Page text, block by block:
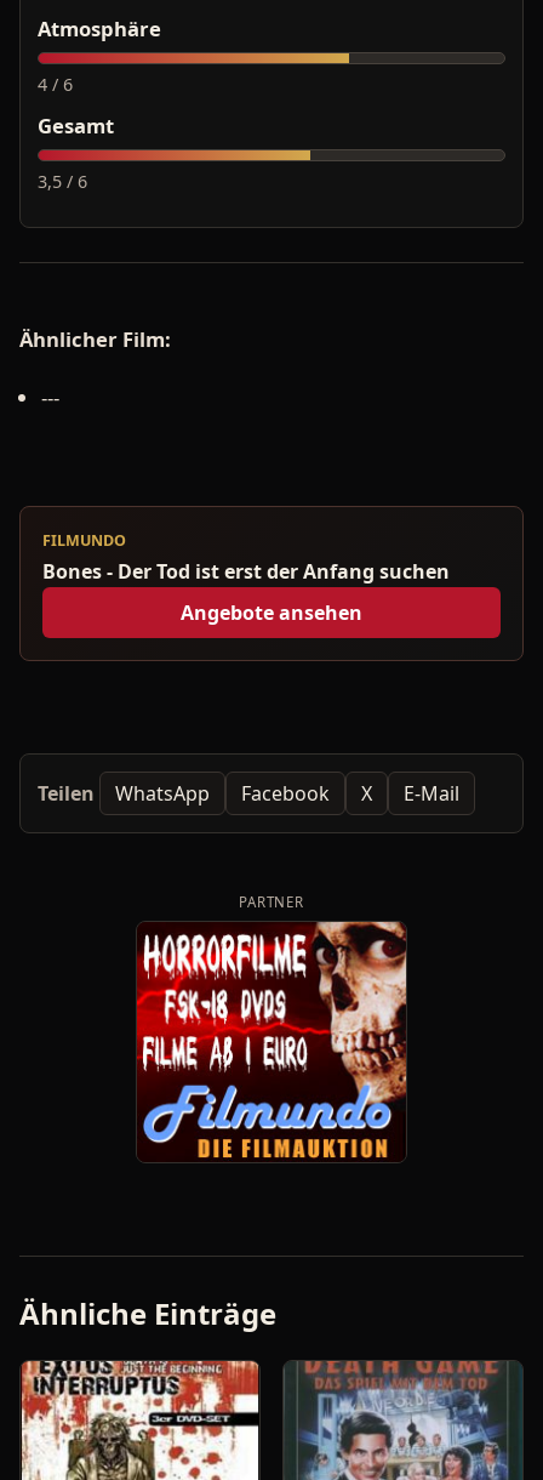
Atmosphäre
4 / 6
Gesamt
3,5 / 6
Ähnlicher Film:
---
FILMUNDO
Bones - Der Tod ist erst der Anfang suchen
Angebote ansehen
Teilen WhatsApp Facebook X E-Mail
PARTNER
Ähnliche Einträge